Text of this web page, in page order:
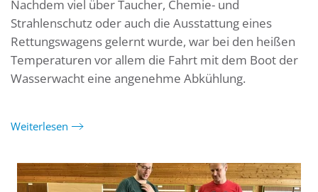
Nachdem viel über Taucher, Chemie- und
Strahlenschutz oder auch die Ausstattung eines
Rettungswagens gelernt wurde, war bei den heißen
Temperaturen vor allem die Fahrt mit dem Boot der
Wasserwacht eine angenehme Abkühlung.
Weiterlesen